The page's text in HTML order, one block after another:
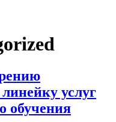
услуг
обучения